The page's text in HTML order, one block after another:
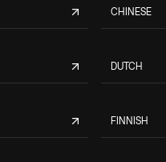
CHINESE
DUTCH
FINNISH